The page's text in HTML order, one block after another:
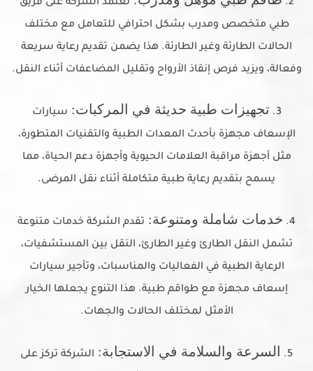
2.
تعتمد الشركة على فريق
طبي متخصص ومدرب بشكل احترافي للتعامل مع مختلف
الحالات الطارئة وغير الطارئة. هذا يضمن تقديم رعاية سريعة
وفعالة، ويزيد فرص إنقاذ الأرواح وتقليل المضاعفات أثناء النقل.
3. تجهيزات طبية حديثة في المركبات: سيارات
الإسعاف مجهزة بأحدث المعدات الطبية والتقنيات المتطورة،
مثل أجهزة مراقبة العلامات الحيوية وأجهزة دعم الحياة، مما
يسمح بتقديم رعاية طبية متكاملة أثناء نقل المرضى.
4. خدمات شاملة ومتنوعة: تقدم الشركة خدمات متنوعة
تشمل النقل الطارئ وغير الطارئ، النقل بين المستشفيات،
الرعاية الطبية في الفعاليات والمناسبات، وتأجير سيارات
إسعاف مجهزة مع طواقم طبية. هذا التنوع يجعلها الخيار
الأمثل لمختلف الحالات والجهات.
5. السرعة والسلامة في الاستجابة: الشركة تركز على